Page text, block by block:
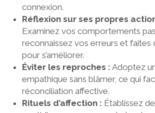
connexion.
Réflexion sur ses propres
Examinez vos comportements
reconnaissez vos erreurs et faites
pour s’améliorer.
Éviter les reproches : Adoptez
empathique sans blâmer, ce qui
réconciliation affective.
Rituels d’affection : Établissez